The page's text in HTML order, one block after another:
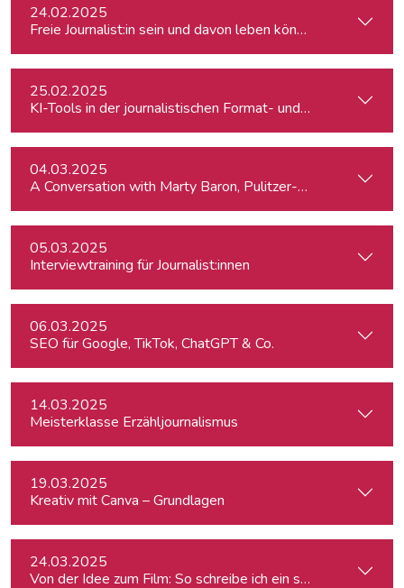
24.02.2025
Freie Journalist:in sein und davon leben können: So geht's
25.02.2025
KI-Tools in der journalistischen Format- und
04.03.2025
A Conversation with Marty Baron, Pulitzer-winning US
05.03.2025
Interviewtraining für Journalist:innen
06.03.2025
SEO für Google, TikTok, ChatGPT & Co.
14.03.2025
Meisterklasse Erzähljournalismus
19.03.2025
Kreativ mit Canva – Grundlagen
24.03.2025
Von der Idee zum Film: So schreibe ich ein schlüssiges